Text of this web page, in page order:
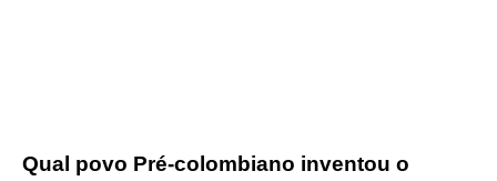
Qual povo Pré-colombiano inventou o